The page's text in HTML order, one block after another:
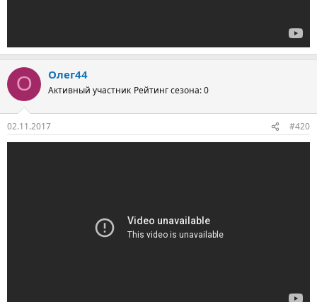
О Олег44
Активный участник Рейтинг сезона: 0
02.11.2017 #420